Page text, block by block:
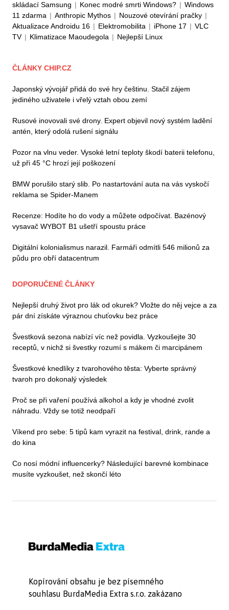
skládací Samsung | Konec modré smrti Windows? | Windows
11 zdarma | Anthropic Mythos | Nouzové otevírání pračky |
Aktualizace Androidu 16 | Elektromobilita | iPhone 17 | VLC
TV | Klimatizace Maoudegola | Nejlepší Linux
ČLÁNKY CHIP.CZ
Japonský vývojář přidá do své hry češtinu. Stačil zájem
jediného uživatele i vřelý vztah obou zemí
Rusové inovovali své drony. Expert objevil nový systém ladění
antén, který odolá rušení signálu
Pozor na vlnu veder. Vysoké letní teploty škodí baterii telefonu,
už při 45 °C hrozí její poškození
BMW porušilo starý slib. Po nastartování auta na vás vyskočí
reklama se Spider-Manem
Recenze: Hodíte ho do vody a můžete odpočívat. Bazénový
vysavač WYBOT B1 ušetří spoustu práce
Digitální kolonialismus narazil. Farmáři odmítli 546 milionů za
půdu pro obří datacentrum
DOPORUČENÉ ČLÁNKY
Nejlepší druhý život pro lák od okurek? Vložte do něj vejce a za
pár dní získáte výraznou chuťovku bez práce
Švestková sezona nabízí víc než povidla. Vyzkoušejte 30
receptů, v nichž si švestky rozumí s mákem či marcipánem
Švestkové knedlíky z tvarohového těsta: Vyberte správný
tvaroh pro dokonalý výsledek
Proč se při vaření používá alkohol a kdy je vhodné zvolit
náhradu. Vždy se totiž neodpaří
Víkend pro sebe: 5 tipů kam vyrazit na festival, drink, rande a
do kina
Co nosí módní influencerky? Následující barevné kombinace
musíte vyzkoušet, než skončí léto
Kopírování obsahu je bez písemného
souhlasu BurdaMedia Extra s.r.o. zakázano